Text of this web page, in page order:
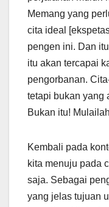
Memang yang
cita ideal
pengen ini. Dan
itu akan tercapai
pengorbanan.
tetapi bukan yang
Bukan itu!
Kembali pada
kita menuju pada
saja. Sebagai
yang jelas tujuan